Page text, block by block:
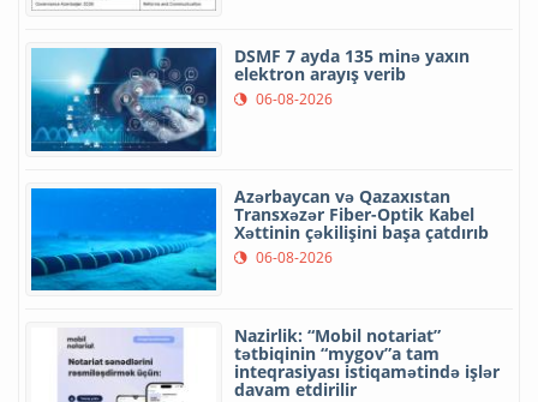
DSMF 7 ayda 135 minə yaxın
elektron arayış verib
06-08-2026
Azərbaycan və Qazaxıstan
Transxəzər Fiber-Optik Kabel
Xəttinin çəkilişini başa çatdırıb
06-08-2026
Nazirlik: “Mobil notariat”
tətbiqinin “mygov”a tam
inteqrasiyası istiqamətində işlər
davam etdirilir